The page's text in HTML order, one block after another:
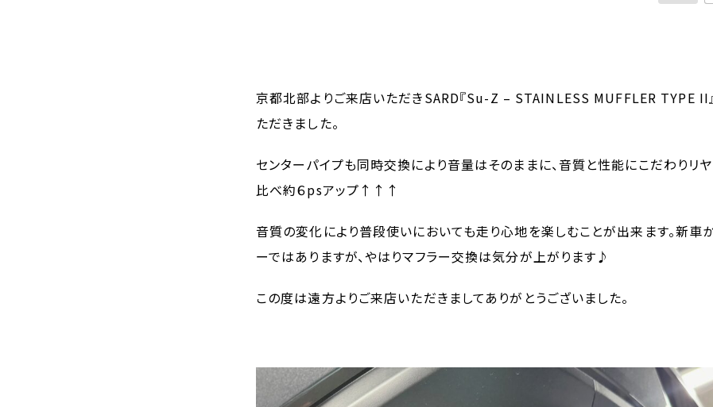
京都北部よりご来店いただきSARD『Su-Z – STAINLESS MUFFLER TYPE II
ただきました。
センターパイプも同時交換により音量はそのままに、音質と性能にこだわりリ
比べ約６psアップ↑↑↑
音質の変化により普段使いにおいても走り心地を楽しむことが出来ます。新車
ーではありますが、やはりマフラー交換は気分が上がります♪
この度は遠方よりご来店いただきましてありがとうございました。